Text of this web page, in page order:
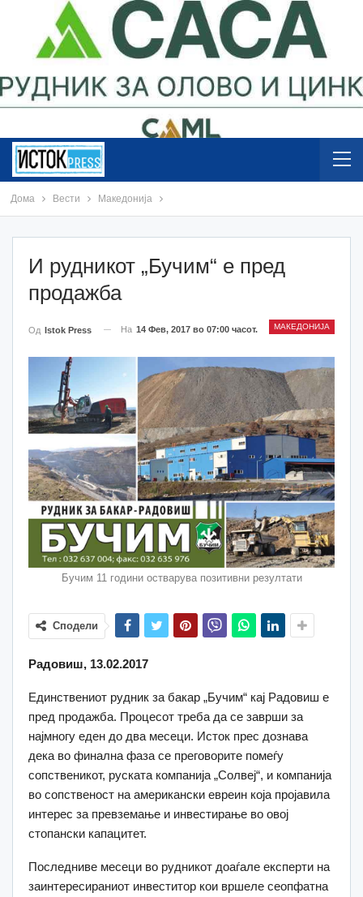
Дома Вести Македонија
И рудникот „Бучим“ е пред
продажба
МАКЕДОНИЈА
Од Istok Press На 14 Фев, 2017 во 07:00 часот.
Бучим 11 години остварува позитивни резултати
Сподели
Радовиш, 13.02.2017
Единствениот рудник за бакар „Бучим“ кај Радовиш е
пред продажба. Процесот треба да се заврши за
најмногу еден до два месеци. Исток прес дознава
дека во финална фаза се преговорите помеѓу
сопственикот, руската компанија „Солвеј“, и компанија
во сопственост на американски евреин која пројавила
интерес за превземање и инвестирање во овој
стопански капацитет.
Последниве месеци во рудникот доаѓале експерти на
заинтересираниот инвеститор кои вршеле сеопфатна